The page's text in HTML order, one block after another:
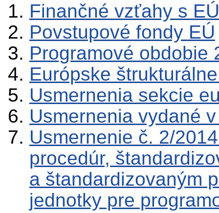
Finančné vzťahy s EÚ
Povstupové fondy EÚ
Programové obdobie
Európske
Usmernenia sekcie
Usmernenia vydané
Usmernenie č. 2/
procedúr,
a štandardizovaným
jednotky pre